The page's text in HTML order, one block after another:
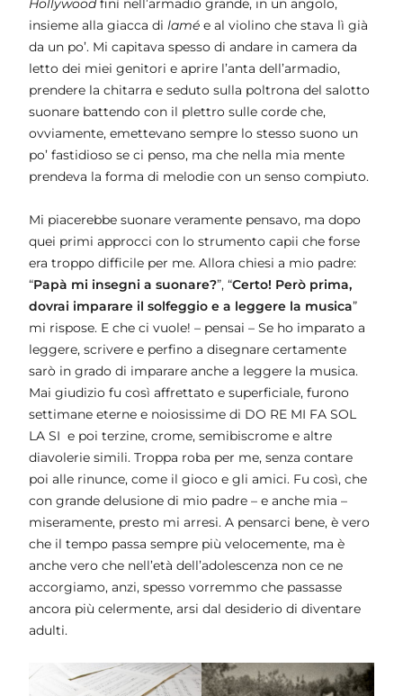
Hollywood finì nell’armadio grande, in un angolo,
insieme alla giacca di lamé e al violino che stava lì già
da un po’. Mi capitava spesso di andare in camera da
letto dei miei genitori e aprire l’anta dell’armadio,
prendere la chitarra e seduto sulla poltrona del salotto
suonare battendo con il plettro sulle corde che,
ovviamente, emettevano sempre lo stesso suono un
po’ fastidioso se ci penso, ma che nella mia mente
prendeva la forma di melodie con un senso compiuto.
Mi piacerebbe suonare veramente pensavo, ma dopo
quei primi approcci con lo strumento capii che forse
era troppo difficile per me. Allora chiesi a mio padre:
“Papà mi insegni a suonare?”, “Certo! Però prima,
dovrai imparare il solfeggio e a leggere la musica”
mi rispose. E che ci vuole! – pensai – Se ho imparato a
leggere, scrivere e perfino a disegnare certamente
sarò in grado di imparare anche a leggere la musica.
Mai giudizio fu così affrettato e superficiale, furono
settimane eterne e noiosissime di DO RE MI FA SOL
LA SI e poi terzine, crome, semibiscrome e altre
diavolerie simili. Troppa roba per me, senza contare
poi alle rinunce, come il gioco e gli amici. Fu così, che
con grande delusione di mio padre – e anche mia –
miseramente, presto mi arresi. A pensarci bene, è vero
che il tempo passa sempre più velocemente, ma è
anche vero che nell’età dell’adolescenza non ce ne
accorgiamo, anzi, spesso vorremmo che passasse
ancora più celermente, arsi dal desiderio di diventare
adulti.